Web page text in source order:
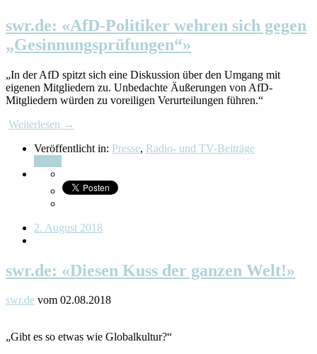
swr.de: «AfD-Politiker wehren sich gegen
„Gesinnungsprüfungen“»
„In der AfD spitzt sich eine Diskussion über den Umgang mit
eigenen Mitgliedern zu. Unbedachte Äußerungen von AfD-
Mitgliedern würden zu voreiligen Verurteilungen führen.“
Weiterlesen →
Veröffentlicht in: Presse, Radio- und TV-Beiträge
2. August 2018
swr.de: «Diesen Kuss der ganzen Welt!»
swr.de vom 02.08.2018
„Gibt es so etwas wie Globalkultur?“